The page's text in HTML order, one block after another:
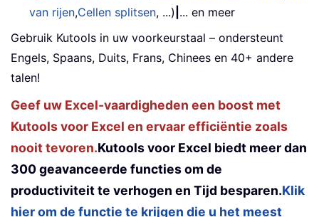
van rijen,Cellen splitsen, ...) ... en meer
Gebruik Kutools in uw voorkeurstaal – ondersteunt
Engels, Spaans, Duits, Frans, Chinees en 40+ andere
talen!
Geef uw Excel-vaardigheden een boost met
Kutools voor Excel en ervaar efficiëntie zoals
nooit tevoren.Kutools voor Excel biedt meer dan
300 geavanceerde functies om de
productiviteit te verhogen en Tijd besparen.Klik
hier om de functie te krijgen die u het meest